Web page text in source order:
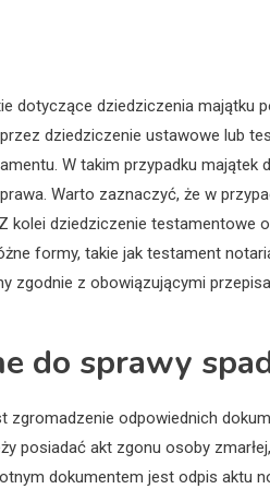
dotyczące dziedziczenia majątku
dziedziczenie ustawowe lub
W takim przypadku majątek
Warto zaznaczyć, że w
kolei dziedziczenie testamentowe
formy, takie jak testament
zgodnie z obowiązującymi
do sprawy
odpowiednich
posiadać akt zgonu osoby
dokumentem jest odpis aktu